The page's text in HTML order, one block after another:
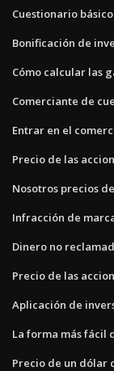
Cuestionario
Bonificación de
Cómo calcular las
Comerciante de
Entrar en el
Precio de las
Nosotros precios
Infracción de
Dinero no
Precio de las
Aplicación de
La forma más fácil
Precio de un dólar